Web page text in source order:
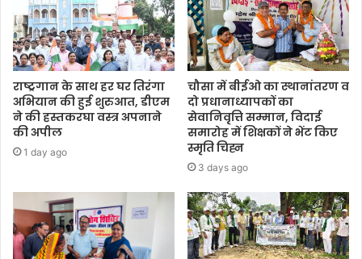
राष्ट्रगान के साथ हर घर तिरंगा
अभियान की हुई शुरुआत, डीएम
ने की हस्तकरघा वस्त्र अपनाने
की अपील
1 day ago
चौसा में बीईओ का स्थानांतरण व
दो प्रधानाध्यापकों का
सेवानिवृत्ति सम्मान, विदाई
समारोह में शिक्षकों ने भेंट किए
स्मृति चिह्न
3 days ago